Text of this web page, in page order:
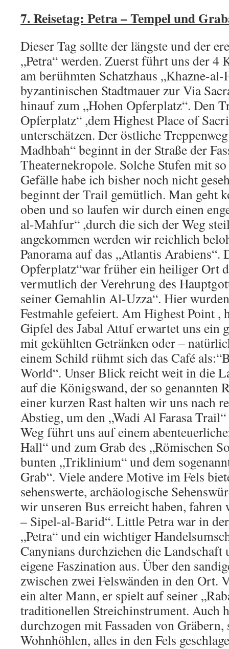
7. Reisetag: Petra – Tempel und
Dieser Tag sollte der längste und der
„Petra“ werden. Zuerst führt uns der 4
am berühmten Schatzhaus „Khazne-
byzantinischen Stadtmauer zur Via
hinauf zum „Hohen Opferplatz“. Den
Opferplatz“ ,dem Highest Place of
unterschätzen. Der östliche
Madhbah“ beginnt in der Straße der
Theaternekropole. Solche Stufen mit
Gefälle habe ich bisher noch nicht
beginnt der Trail gemütlich. Man geht
oben und so laufen wir durch einen
al-Mahfur“ ,durch die sich der Weg
angekommen werden wir reichlich
Panorama auf das „Atlantis Arabiens“.
Opferplatz“war früher ein heiliger Ort
vermutlich der Verehrung des
seiner Gemahlin Al-Uzza“. Hier
Festmahle gefeiert. Am Highest Point ,
Gipfel des Jabal Attuf erwartet uns ein
mit gekühlten Getränken oder –
einem Schild rühmt sich das Café
World“. Unser Blick reicht weit in die
auf die Königswand, der so genannten
einer kurzen Rast halten wir uns nach
Abstieg, um den „Wadi Al Farasa
Weg führt uns auf einem
Hall“ und zum Grab des „Römischen
bunten „Triklinium“ und dem
Grab“. Viele andere Motive im Fels
sehenswerte, archäologische
wir unseren Bus erreicht haben, fahren
– Sipel-al-Barid“. Little Petra war in
„Petra“ und ein wichtiger
Canynians durchziehen die Landschaft
eigene Faszination aus. Über den
zwischen zwei Felswänden in den Ort.
ein alter Mann, er spielt auf seiner
traditionellen Streichinstrument. Auch
durchzogen mit Fassaden von
Wohnhöhlen, alles in den Fels